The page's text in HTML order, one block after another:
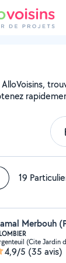
19
(Cite Jardin
4,9/5 (35 avis)